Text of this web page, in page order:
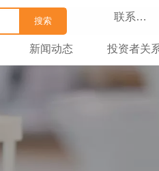
搜索 联系我们
新闻动态 投资者关